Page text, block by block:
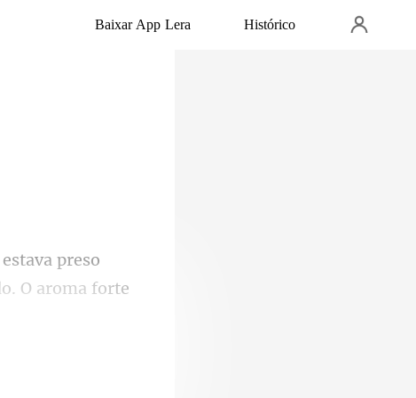
Baixar App Lera Histórico
O aroma forte